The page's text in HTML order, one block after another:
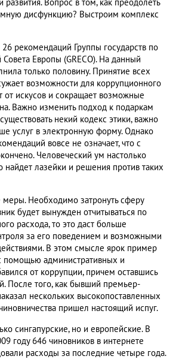
Вопрос в том, как преодолеть
дисфункцию? Выстроим комплекс
рекомендаций Группы государств по
Европы (GRECO). На данный
только половину. Принятие всех
возможности для коррупционного
от искусов и сокращает возможные
Важно изменить подход к подаркам
некий кодекс этики, важно
услуг в электронную форму. Однако
вовсе не означает, что с
Человеческий ум настолько
найдет лазейки и решения против таких
меры. Необходимо затронуть сферу
будет вынужден отчитываться по
расхода, то это даст больше
за его поведением и возможными
В этом смысле ярок пример
помощью административных и
от коррупции, причем оставшись
После того, как бывший премьер-
нескольких высокопоставленных
пришел настоящий испуг.
сингапурские, но и европейские. В
году 646 чиновников в интернете
расходы за последние четыре года.